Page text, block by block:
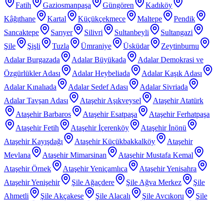
Fatih
Gaziosmanpaşa Güngören
Kadıköy
Kâğıthane
Kartal Küçükçekmece Maltepe
Pendik
Sancaktepe
Sarıyer Silivri Sultanbeyli
Sultangazi
Şile
Şişli Tuzla Ümraniye Üsküdar
Zeytinburnu
Adalar Burgazada
Adalar Büyükada
Adalar Demokrasi ve
Özgürlükler Adası
Adalar Heybeliada
Adalar Kaşık Adası
Adalar Kınalıada
Adalar Sedef Adası
Adalar Sivriada
Adalar Tavşan Adası
Ataşehir Aşıkveysel
Ataşehir Atatürk
Ataşehir Barbaros
Ataşehir Esatpaşa
Ataşehir Ferhatpaşa
Ataşehir Fetih
Ataşehir İçerenköy
Ataşehir İnönü
Ataşehir Kayışdağı
Ataşehir Küçükbakkalköy
Ataşehir
Mevlana
Ataşehir Mimarsinan
Ataşehir Mustafa Kemal
Ataşehir Örnek
Ataşehir Yeniçamlıca
Ataşehir Yenisahra
Ataşehir Yenişehir
Şile Ağaçdere Şile Ağva Merkez
Şile
Ahmetli
Şile Akçakese Şile Alacalı Şile Avcıkoru
Şile